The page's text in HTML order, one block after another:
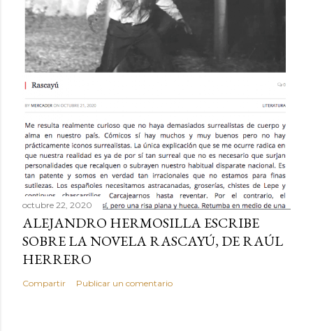
octubre 22, 2020
ALEJANDRO HERMOSILLA ESCRIBE
SOBRE LA NOVELA RASCAYÚ, DE RAÚL
HERRERO
Compartir Publicar un comentario